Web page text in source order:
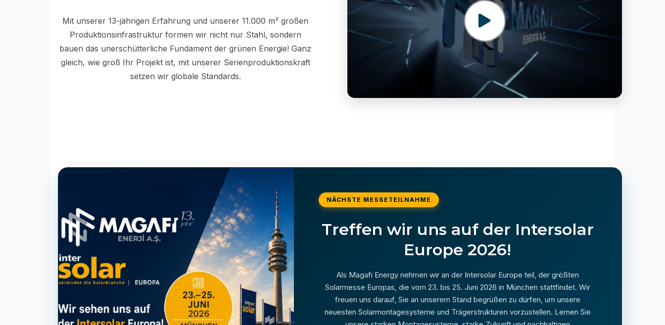
Mit unserer 13-jährigen Erfahrung und unserer 11.000 m² großen
Produktionsinfrastruktur formen wir nicht nur Stahl, sondern
bauen das unerschütterliche Fundament der grünen Energie! Ganz
gleich, wie groß Ihr Projekt ist, mit unserer Serienproduktionskraft
setzen wir globale Standards.
NÄCHSTE MESSETEILNAHME
Treffen wir uns auf der Intersolar
Europe 2026!
Als Magafi Energy nehmen wir an der Intersolar Europe teil, der größten
Solarmesse Europas, die vom 23. bis 25. Juni 2026 in München stattfindet. Wir
freuen uns darauf, Sie an unserem Stand begrüßen zu dürfen, um unsere
neuesten Solarmontagesysteme und Trägerstrukturen vorzustellen. Lernen Sie